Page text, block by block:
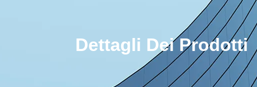
Dettagli Dei Prodotti